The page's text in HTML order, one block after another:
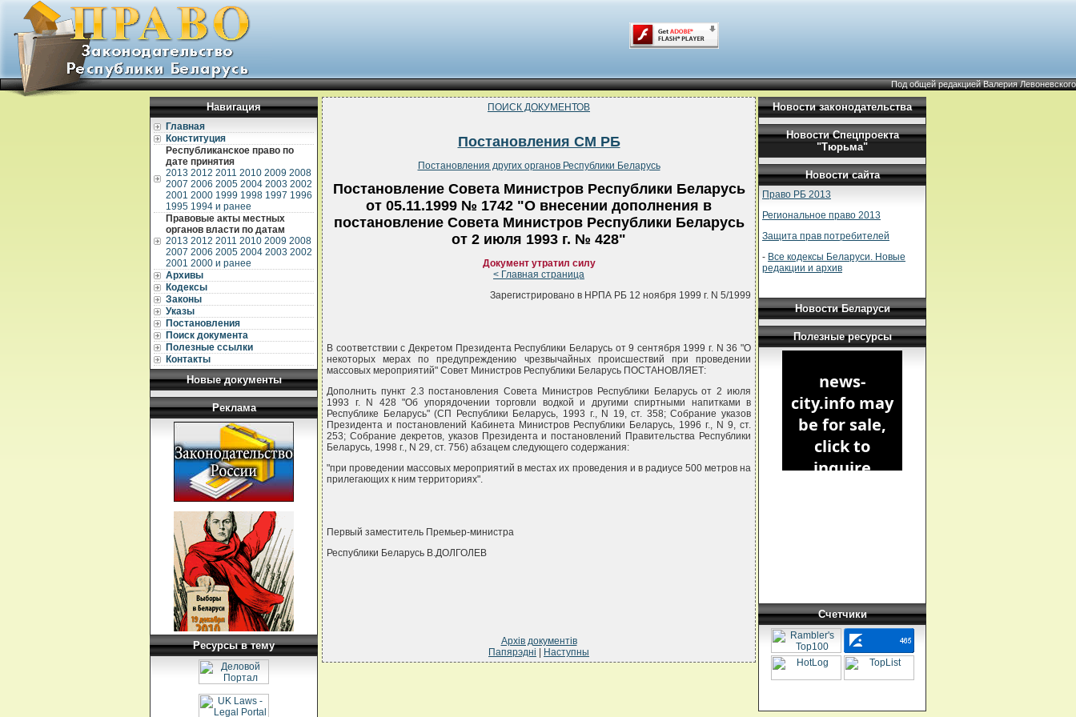
Под общей редакцией Валерия Левоневского
Навигация
Главная
Конституция
Республиканское право по
дате принятия
2013 2012 2011 2010 2009 2008
2007 2006 2005 2004 2003 2002
2001 2000 1999 1998 1997 1996
1995 1994 и ранее
Правовые акты местных
органов власти по датам
2013 2012 2011 2010 2009 2008
2007 2006 2005 2004 2003 2002
2001 2000 и ранее
Архивы
Кодексы
Законы
Указы
Постановления
Поиск документа
Полезные ссылки
Контакты
Новые документы
Реклама
Ресурсы в тему
ПОИСК ДОКУМЕНТОВ
Постановления СМ РБ
Постановления других органов Республики Беларусь
Постановление Совета Министров Республики Беларусь
от 05.11.1999 № 1742 "О внесении дополнения в
постановление Совета Министров Республики Беларусь
от 2 июля 1993 г. № 428"
Документ утратил силу
< Главная страница
Зарегистрировано в НРПА РБ 12 ноября 1999 г. N 5/1999
В соответствии с Декретом Президента Республики Беларусь от 9 сентября 1999 г. N 36 "О
некоторых мерах по предупреждению чрезвычайных происшествий при проведении
массовых мероприятий" Совет Министров Республики Беларусь ПОСТАНОВЛЯЕТ:
Дополнить пункт 2.3 постановления Совета Министров Республики Беларусь от 2 июля
1993 г. N 428 "Об упорядочении торговли водкой и другими спиртными напитками в
Республике Беларусь" (СП Республики Беларусь, 1993 г., N 19, ст. 358; Собрание указов
Президента и постановлений Кабинета Министров Республики Беларусь, 1996 г., N 9, ст.
253; Собрание декретов, указов Президента и постановлений Правительства Республики
Беларусь, 1998 г., N 29, ст. 756) абзацем следующего содержания:
"при проведении массовых мероприятий в местах их проведения и в радиусе 500 метров на
прилегающих к ним территориях".
Первый заместитель Премьер-министра
Республики Беларусь В.ДОЛГОЛЕВ
Архів документів
Папярэдні
Наступны
Новости законодательства
Новости Спецпроекта
"Тюрьма"
Новости сайта
Право РБ 2013
Региональное право 2013
Защита прав потребителей
- Все кодексы Беларуси. Новые
редакции и архив
Новости Беларуси
Полезные ресурсы
Счетчики